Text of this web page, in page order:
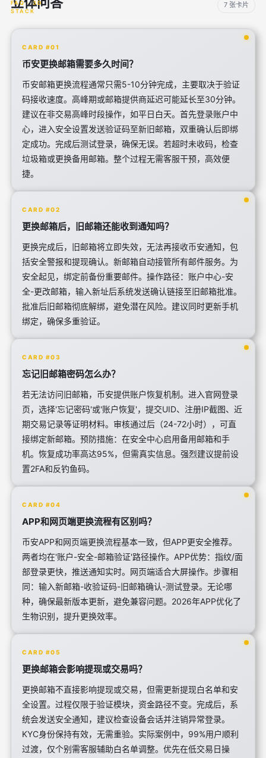
7 张卡片
CARD #01
币安更换邮箱需要多久时间？
币安邮箱更换流程通常只需5-10分钟完成，主要取决于验证
码接收速度。高峰期或邮箱提供商延迟可能延长至30分钟。
建议在非交易高峰时段操作，如平日白天。首先登录账户中
心，进入安全设置发送验证码至新旧邮箱，双重确认后即绑
定成功。完成后测试登录，确保无误。若超时未收码，检查
垃圾箱或更换备用邮箱。整个过程无需客服干预，高效便
捷。
CARD #02
更换邮箱后，旧邮箱还能收到通知吗？
更换完成后，旧邮箱将立即失效，无法再接收币安通知，包
括安全警报和提现确认。新邮箱自动接管所有邮件服务。为
安全起见，绑定前备份重要邮件。操作路径：账户中心-安
全-更改邮箱，输入新址后系统发送确认链接至旧邮箱批准。
批准后旧邮箱彻底解绑，避免潜在风险。建议同时更新手机
绑定，确保多重验证。
CARD #03
忘记旧邮箱密码怎么办？
若无法访问旧邮箱，币安提供账户恢复机制。进入官网登录
页，选择'忘记密码'或'账户恢复'，提交UID、注册IP截图、近
期交易记录等证明材料。审核通过后（24-72小时），可直
接绑定新邮箱。预防措施：在安全中心启用备用邮箱和手
机。恢复成功率高达95%，但需真实信息。强烈建议提前设
置2FA和反钓鱼码。
CARD #04
APP和网页端更换流程有区别吗？
币安APP和网页端更换流程基本一致，但APP更安全推荐。
两者均在'账户-安全-邮箱验证'路径操作。APP优势：指纹/面
部登录更快，推送通知实时。网页端适合大屏操作。步骤相
同：输入新邮箱-收验证码-旧邮箱确认-测试登录。无论哪
种，确保最新版本更新，避免兼容问题。2026年APP优化了
生物识别，提升更换效率。
CARD #05
更换邮箱会影响提现或交易吗？
更换邮箱不直接影响提现或交易，但需更新提现白名单和安
全设置。过程仅限于验证模块，资金路径不变。完成后，系
统会发送安全通知，建议检查设备会话并注销异常登录。
KYC身份保持有效，无需重验。实际案例中，99%用户顺利
过渡，仅个别需客服辅助白名单调整。优先在低交易日操